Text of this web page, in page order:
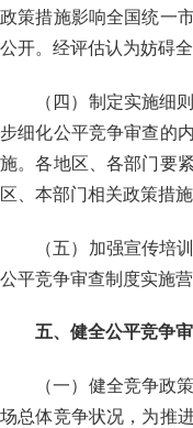
政策措施影响全国统一
公开。经评估认为妨碍
（四）制定实施细
步细化公平竞争审查的
施。各地区、各部门要
区、本部门相关政策措
（五）加强宣传培
公平竞争审查制度实施
五、健全公平竞争
（一）健全竞争政
场总体竞争状况，为推